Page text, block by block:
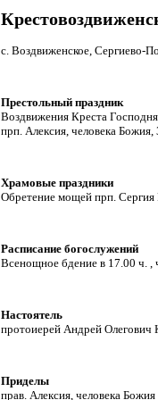
с. Воздвиженское, Сергиево-
Престольный праздник
Воздвижения Креста
прп. Алексия, человека Божия,
Храмовые праздники
Обретение мощей прп. Сергия
Расписание богослужений
Всенощное бдение в 17.00 ч. ,
Настоятель
протоиерей Андрей Олегович
Приделы
прав. Алексия, человека